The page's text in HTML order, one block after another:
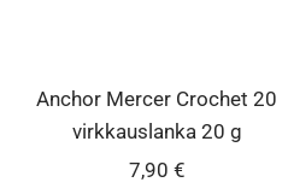
Anchor Mercer Crochet 20
virkkauslanka 20 g
Alennushinta
7,90 €